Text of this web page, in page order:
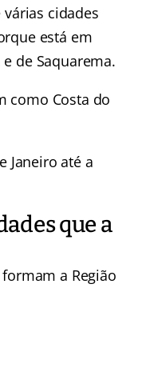
cidades
está em
de Saquarema.
como Costa do
Janeiro até a
que a
a Região